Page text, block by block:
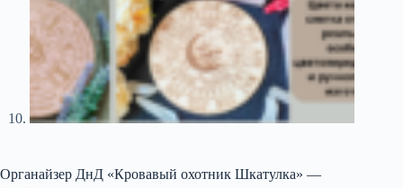
Органайзер ДнД «Кровавый охотник Шкатулка» —